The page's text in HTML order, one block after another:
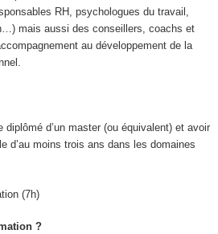
RH, psychologues du travail,
mais aussi des conseillers, coachs et
au développement de la
diplômé d’un master (ou équivalent) et avoir
d’au moins trois ans dans les domaines
(7h)
?